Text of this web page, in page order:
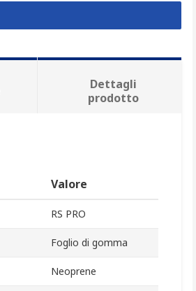
Dettagli
prodotto
Valore
RS PRO
Foglio di gomma
Neoprene